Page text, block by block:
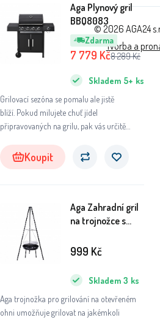
Zdarma
Aga Plynový gril
BBQ8083
Grilovací sezóna se pomalu ale jistě
blíží. Pokud milujete chuť jídel
připravovaných na grilu, pak vás určitě
Skladem 5+ ks
7 779 Kč8 289Kč
Koupit
Aga Zahradní gril
na trojnožce s
BBQ0162
Aga trojnožka pro grilování na otevřeném
ohni umožňuje grilovat na jakémkoli
Skladem 3 ks
999 Kč
© 2026 AGA24
Tvorba a